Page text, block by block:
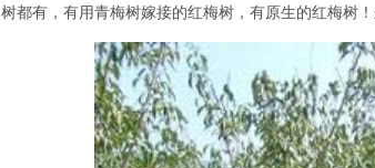
树都有，有用青梅树嫁接的红梅树，有原生的红梅树